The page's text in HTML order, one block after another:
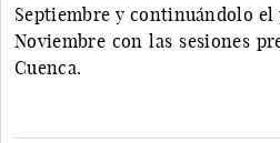
Septiembre y continuándolo
Noviembre con las sesiones
Cuenca.